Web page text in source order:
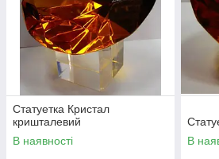
Статуетка Кристал
кришталевий
В наявності
В